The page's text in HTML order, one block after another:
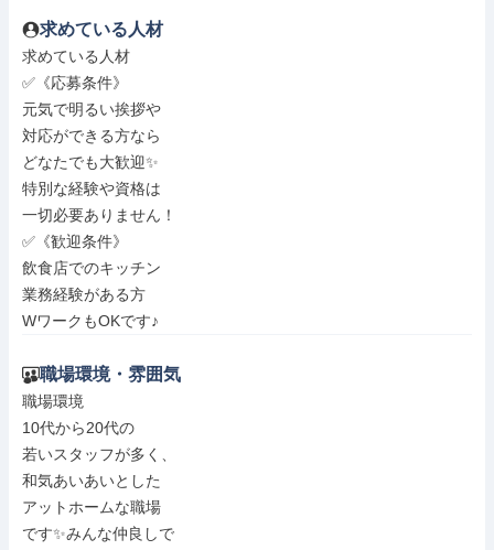
求めている人材
求めている人材
✅《応募条件》
元気で明るい挨拶や
対応ができる方なら
どなたでも大歓迎✨
特別な経験や資格は
一切必要ありません！
✅《歓迎条件》
飲食店でのキッチン
業務経験がある方
WワークもOKです♪
職場環境・雰囲気
職場環境
10代から20代の
若いスタッフが多く、
和気あいあいとした
アットホームな職場
です✨みんな仲良しで